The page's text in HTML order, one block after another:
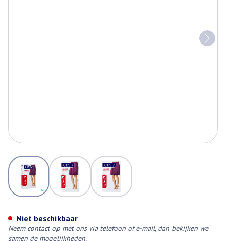
View larger imageView larger imageView larger image
Niet beschikbaar
Neem contact op met ons via telefoon of e-mail, dan bekijken we
samen de mogelijkheden.